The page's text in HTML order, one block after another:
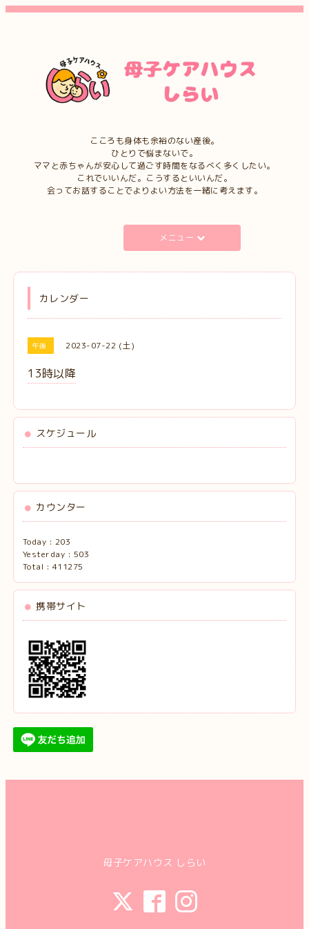
こころも身体も余裕のない産後。
ひとりで悩まないで。
ママと赤ちゃんが安心して過ごす時間をなるべく多くしたい。
これでいいんだ。こうするといいんだ。
会ってお話することでよりよい方法を一緒に考えます。
メニュー
カレンダー
午後 2023-07-22 (土)
13時以降
スケジュール
カウンター
Today : 203
Yesterday : 503
Total : 411275
携帯サイト
母子ケアハウス しらい